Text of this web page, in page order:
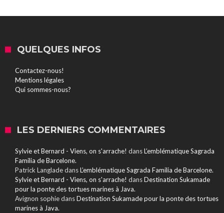
QUELQUES INFOS
Contactez-nous!
Mentions légales
Qui sommes-nous?
LES DERNIERS COMMENTAIRES
Sylvie et Bernard - Viens, on s'arrache! dansL’emblématique Sagrada
Familia de Barcelone.
Patrick LangladedansL’emblématique Sagrada Familia de Barcelone.
Sylvie et Bernard - Viens, on s'arrache! dansDestination Sukamade
pour la ponte des tortues marines à Java.
Avignon sophiedansDestination Sukamade pour la ponte des tortues
marines à Java.